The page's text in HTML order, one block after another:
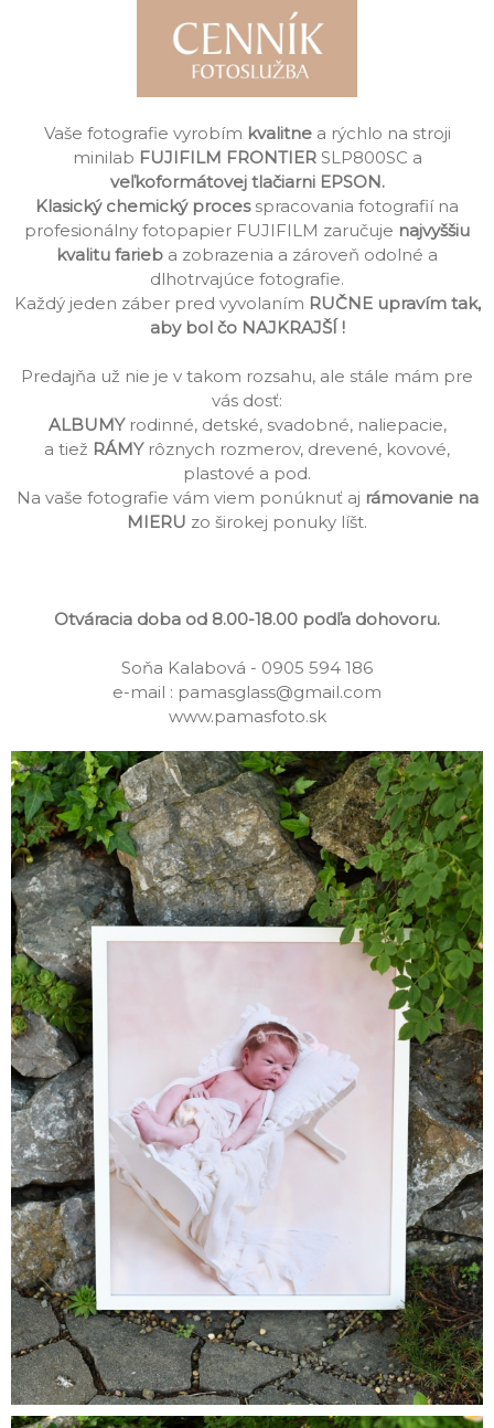
Vaše fotografie vyrobím kvalitnea rýchlo na stroji
minilab FUJIFILM FRONTIERSLP800SC a
veľkoformátovej tlačiarni EPSON.
Klasický chemický proces spracovania fotografií na
profesionálny fotopapier FUJIFILM zaručuje najvyššiu
kvalitu farieb a zobrazenia a zároveň odolné a
dlhotrvajúce fotografie.
Každý jeden záber pred vyvolaním RUČNE upravím tak,
aby bol čo NAJKRAJŠÍ !
Predajňa už nie je v takom rozsahu, ale stále mám pre
vás dosť:
ALBUMYrodinné, detské, svadobné, naliepacie,
a tiež RÁMYrôznych rozmerov, drevené, kovové,
plastové a pod.
Na vaše fotografie vám viem ponúknuť aj rámovanie na
MIERU zo širokej ponuky líšt.
Otváracia doba od 8.00-18.00 podľa dohovoru.
Soňa Kalabová - 0905 594 186
e-mail : pamasglass@gmail.com
www.pamasfoto.sk